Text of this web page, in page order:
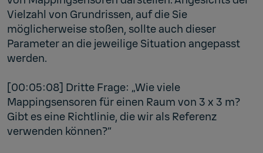
Vielzahl von Grundrissen, auf die Sie
möglicherweise stoßen, sollte auch dieser
Parameter an die jeweilige Situation angepasst
werden.
[00:05:08] Dritte Frage: „Wie viele
Mappingsensoren für einen Raum von 3 x 3 m?
Gibt es eine Richtlinie, die wir als Referenz
verwenden können?“